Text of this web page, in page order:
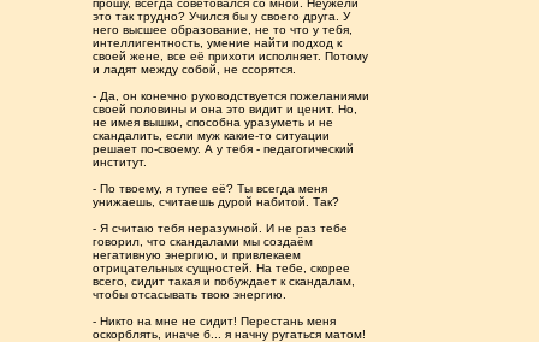
прошу, всегда советовался со мной. Неужели
это так трудно? Учился бы у своего друга. У
него высшее образование, не то что у тебя,
интеллигентность, умение найти подход к
своей жене, все её прихоти исполняет. Потому
и ладят между собой, не ссорятся.
- Да, он конечно руководствуется пожеланиями
своей половины и она это видит и ценит. Но,
не имея вышки, способна уразуметь и не
скандалить, если муж какие-то ситуации
решает по-своему. А у тебя - педагогический
институт.
- По твоему, я тупее её? Ты всегда меня
унижаешь, считаешь дурой набитой. Так?
- Я считаю тебя неразумной. И не раз тебе
говорил, что скандалами мы создаём
негативную энергию, и привлекаем
отрицательных сущностей. На тебе, скорее
всего, сидит такая и побуждает к скандалам,
чтобы отсасывать твою энергию.
- Никто на мне не сидит! Перестань меня
оскорблять, иначе б... я начну ругаться матом!